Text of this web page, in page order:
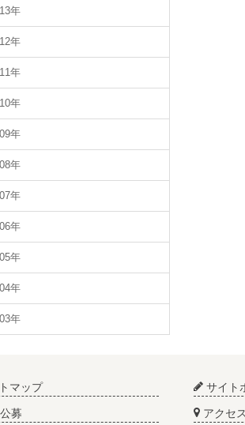
年
年
年
年
年
年
年
年
年
年
年
マップ サイト
募 アクセス